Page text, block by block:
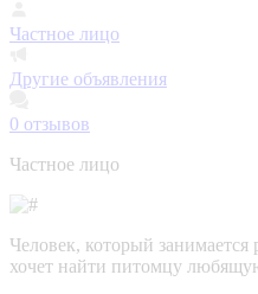
Частное лицо
Другие объявления
0 отзывов
Частное лицо
Человек, который
хочет найти питомцу